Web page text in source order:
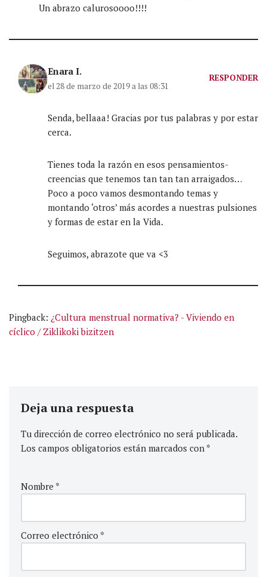
Un abrazo calurosoooo!!!!
Enara I.
el 28 de marzo de 2019 a las 08:31
RESPONDER
Senda, bellaaa! Gracias por tus palabras y por estar
cerca.
Tienes toda la razón en esos pensamientos-
creencias que tenemos tan tan tan arraigados…
Poco a poco vamos desmontando temas y
montando ‘otros’ más acordes a nuestras pulsiones
y formas de estar en la Vida.
Seguimos, abrazote que va <3
Pingback: ¿Cultura menstrual normativa? - Viviendo en
cíclico / Ziklikoki bizitzen
Deja una respuesta
Tu dirección de correo electrónico no será publicada.
Los campos obligatorios están marcados con *
Nombre *
Correo electrónico *